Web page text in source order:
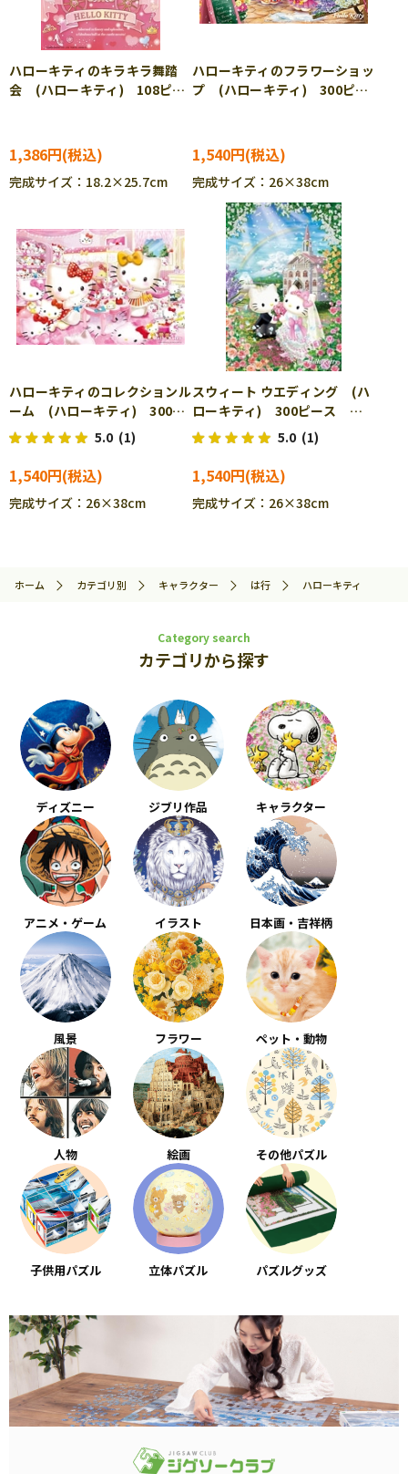
ハローキティのキラキラ舞踏
会 (ハローキティ) 108ピー
1,386円
完成サイズ：18.2×25.7cm
ハローキティのフラワーショッ
プ (ハローキティ) 300ピー
1,540円
完成サイズ：26×38cm
ハローキティのコレクションル
ーム (ハローキティ) 300ピ
ース ジグソーパズル BEV-
300-121
5.0 (1)
1,540円
完成サイズ：26×38cm
スウィート ウエディング (ハ
ローキティ) 300ピース ジ
グソーパズル BEV-300-122
5.0 (1)
1,540円
完成サイズ：26×38cm
ホーム カテゴリ別 キャラクター は行 ハローキティ
Category search
カテゴリから探す
ディズニー ジブリ作品 キャラクター
アニメ・ゲーム イラスト 日本画・吉祥柄
風景 フラワー ペット・動物
人物 絵画 その他パズル
子供用パズル 立体パズル パズルグッズ